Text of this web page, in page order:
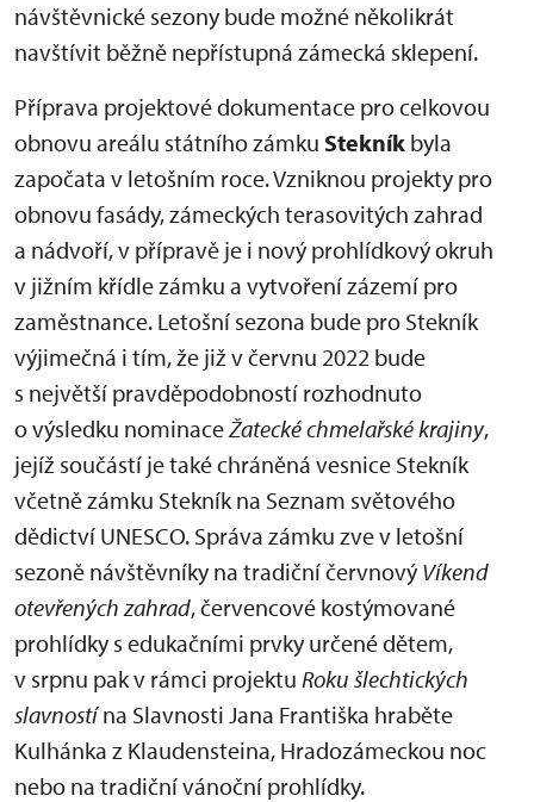
návštěvnické sezony bude možné několikrát
navštívit běžně nepřístupná zámecká sklepení.
Příprava projektové dokumentace pro celkovou
obnovu areálu státního zámku Stekník byla
započata v letošním roce. Vzniknou projekty pro
obnovu fasády, zámeckých terasovitých zahrad
a nádvoří, v přípravě je i nový prohlídkový okruh
v jižním křídle zámku a vytvoření zázemí pro
zaměstnance. Letošní sezona bude pro Stekník
výjimečná i tím, že již v červnu 2022 bude
s největší pravděpodobností rozhodnuto
o výsledku nominaceŽatecké chmelařské krajiny,
jejíž součástí je také chráněná vesnice Stekník
včetně zámku Stekník na Seznam světového
dědictví UNESCO. Správa zámku zve v letošní
sezoně návštěvníky na tradiční červnový Víkend
otevřených zahrad, červencové kostýmované
prohlídky s edukačními prvky určené dětem,
v srpnu pak v rámci projektu Roku šlechtických
slavnostína Slavnosti Jana Františka hraběte
Kulhánka z Klaudensteina, Hradozámeckou noc
nebo na tradiční vánoční prohlídky.